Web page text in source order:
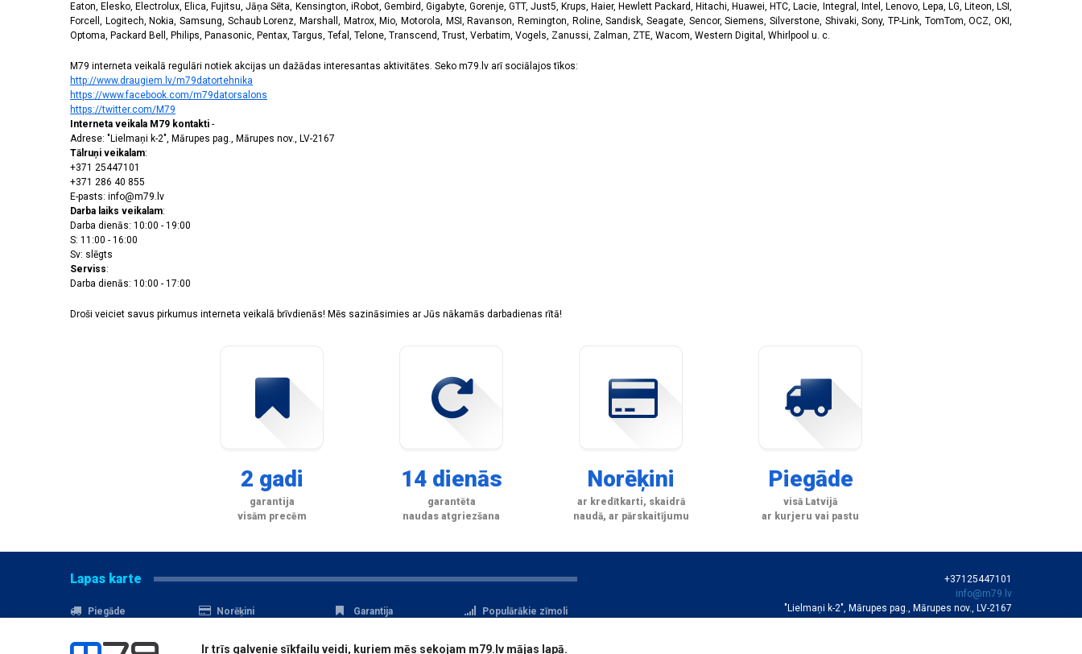
Eaton, Elesko, Electrolux, Elica, Fujitsu, Jāņa Sēta, Kensington, iRobot, Gembird, Gigabyte, Gorenje, GTT, Just5, Krups, Haier, Hewlett Packard, Hitachi, Huawei, HTC, Lacie, Integral, Intel, Lenovo, Lepa, LG, Liteon, LSI,
Forcell, Logitech, Nokia, Samsung, Schaub Lorenz, Marshall, Matrox, Mio, Motorola, MSI, Ravanson, Remington, Roline, Sandisk, Seagate, Sencor, Siemens, Silverstone, Shivaki, Sony, TP-Link, TomTom, OCZ, OKI,
Optoma, Packard Bell, Philips, Panasonic, Pentax, Targus, Tefal, Telone, Transcend, Trust, Verbatim, Vogels, Zanussi, Zalman, ZTE, Wacom, Western Digital, Whirlpool u. c.
M79 interneta veikalā regulāri notiek akcijas un dažādas interesantas aktivitātes. Seko m79.lv arī sociālajos tīkos:
http://www.draugiem.lv/m79datortehnika
https://www.facebook.com/m79datorsalons
https://twitter.com/M79
Interneta veikala M79 kontakti -
Adrese: "Lielmaņi k-2", Mārupes pag., Mārupes nov., LV-2167
Tālruņi veikalam:
+371 25447101
+371 286 40 855
E-pasts: info@m79.lv
Darba laiks veikalam:
Darba dienās: 10:00 - 19:00
S: 11:00 - 16:00
Sv: slēgts
Serviss:
Darba dienās: 10:00 - 17:00
Droši veiciet savus pirkumus interneta veikalā brīvdienās! Mēs sazināsimies ar Jūs nākamās darbadienas rītā!
2 gadi
garantija
visām precēm
14 dienās
garantēta
naudas atgriezšana
Norēķini
ar kredītkarti, skaidrā
naudā, ar pārskaitījumu
Piegāde
visā Latvijā
ar kurjeru vai pastu
Lapas karte
Piegāde
Norēķini
Akcijas
Serviss
Garantija
Populārākie zīmoli
Datu aizsardzība
Reģistrācija
+37125447101
info@m79.lv
"Lielmaņi k-2", Mārupes pag., Mārupes nov., LV-2167
Ir trīs galvenie sīkfailu veidi, kuriem mēs sekojam m79.lv mājas lapā.